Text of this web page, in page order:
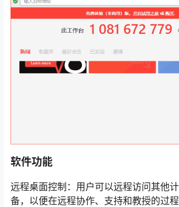
软件功能
远程桌面控制：用户可以远程访问其他
备，以便在远程协作、支持和教授的过